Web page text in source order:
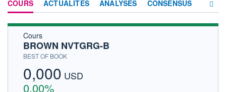
COURS ACTUALITÉS ANALYSES CONSENSUS
Cours
BROWN NVTGRG-B
BEST OF BOOK
0,000 USD
0,00%